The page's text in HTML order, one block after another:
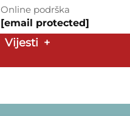
Online podrška
[email protected]
Vijesti +